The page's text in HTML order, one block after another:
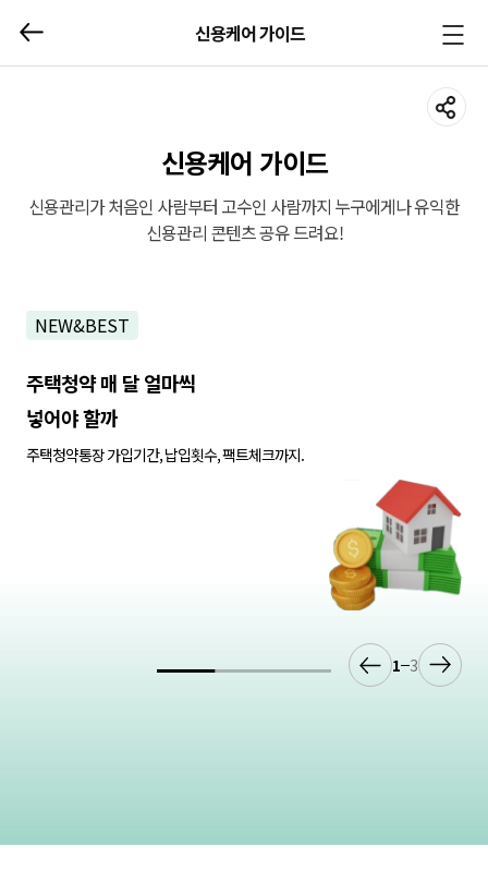
신용케어 가이드
메뉴
열기/
신용케어 가이드
신용관리가 처음인 사람부터 고수인 사람까지 누구에게나 유익한
신용관리 콘텐츠 공유 드려요!
NEW&BEST
주택청약 매 달 얼마씩
넣어야 할까
주택청약통장 가입기간, 납입횟수, 팩트체크까지.
1 3